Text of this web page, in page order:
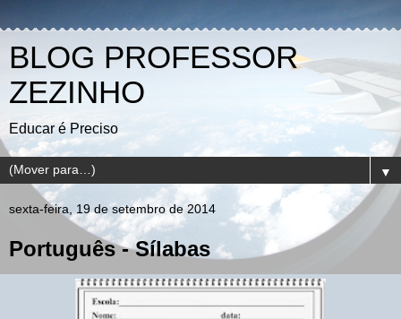
BLOG PROFESSOR
ZEZINHO
Educar é Preciso
▼
sexta-feira, 19 de setembro de 2014
Português - Sílabas